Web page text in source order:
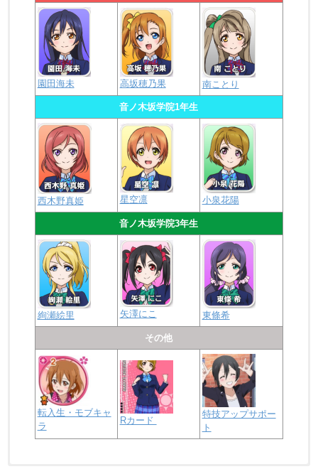
園田海未 高坂穂乃果 南ことり
音ノ木坂学院1年生
西木野真姫 星空凛 小泉花陽
音ノ木坂学院3年生
絢瀬絵里 矢澤にこ 東條希
その他
転入生・モブキャ
ラ
Rカード
特技アップサポー
ト